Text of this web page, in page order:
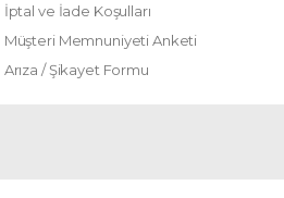
İptal ve İade Koşulları
Müşteri Memnuniyeti Anketi
Arıza / Şikayet Formu